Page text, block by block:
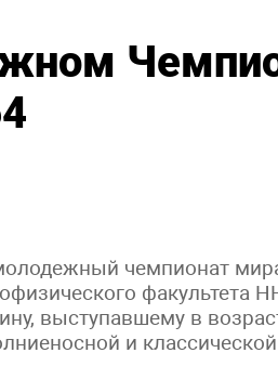
чемпионат
факультета
выступавшему в
и